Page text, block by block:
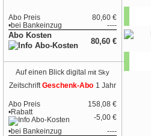
Abo Preis
80,60 €
•bei Bankeinzug ----
Abo Kosten
80,60 €
Auf einen Blick digital mit Sky
Zeitschrift Geschenk-Abo 1 Jahr
Abo Preis
158,08 €
•Rabatt
-5,00 €
•bei Bankeinzug ----